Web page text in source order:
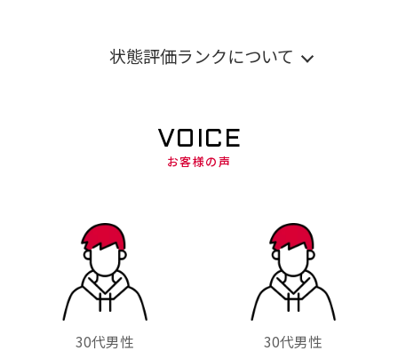
状態評価ランクについて
VOICE
お客様の声
30代男性 30代男性